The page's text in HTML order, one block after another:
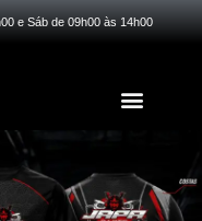
e Sáb de 09h00 às 14h00
Menu